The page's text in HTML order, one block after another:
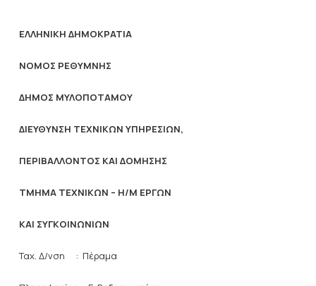
ΕΛΛΗΝΙΚΗ ΔΗΜΟΚΡΑΤΙΑ
ΝΟΜΟΣ ΡΕΘΥΜΝΗΣ
ΔΗΜΟΣ ΜΥΛΟΠΟΤΑΜΟΥ
ΔΙΕΥΘΥΝΣΗ ΤΕΧΝΙΚΩΝ ΥΠΗΡΕΣΙΩΝ,
ΠΕΡΙΒΑΛΛΟΝΤΟΣ ΚΑΙ ΔΟΜΗΣΗΣ
ΤΜΗΜΑ ΤΕΧΝΙΚΩΝ – Η/Μ ΕΡΓΩΝ
ΚΑΙ ΣΥΓΚΟΙΝΩΝΙΩΝ
Ταχ. Δ/νση : Πέραμα